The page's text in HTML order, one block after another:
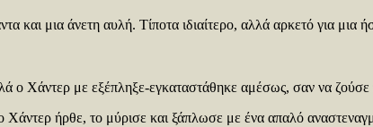
και μια άνετη αυλή. Τίποτα ιδιαίτερο, αλλά αρκετό για
ο Χάντερ με εξέπληξε-εγκαταστάθηκε αμέσως, σαν να
ήρθε, το μύρισε και ξάπλωσε με ένα απαλό